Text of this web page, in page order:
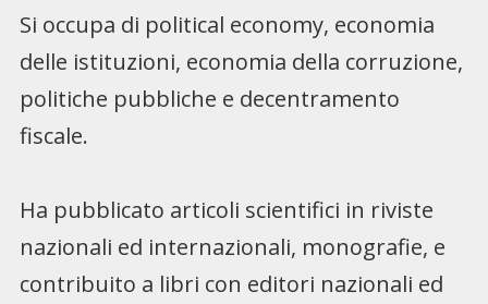
Si occupa di political economy, economia
delle istituzioni, economia della corruzione,
politiche pubbliche e decentramento
fiscale.
Ha pubblicato articoli scientifici in riviste
nazionali ed internazionali, monografie, e
contribuito a libri con editori nazionali ed